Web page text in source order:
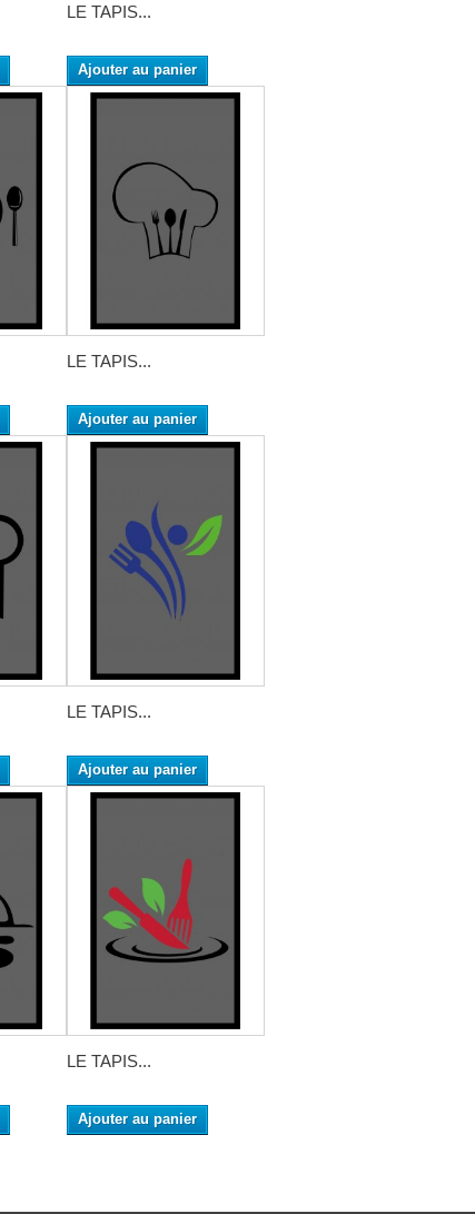
LE TAPIS...
Ajouter au panier
LE TAPIS...
Ajouter au panier
LE TAPIS...
Ajouter au panier
LE TAPIS...
Ajouter au panier